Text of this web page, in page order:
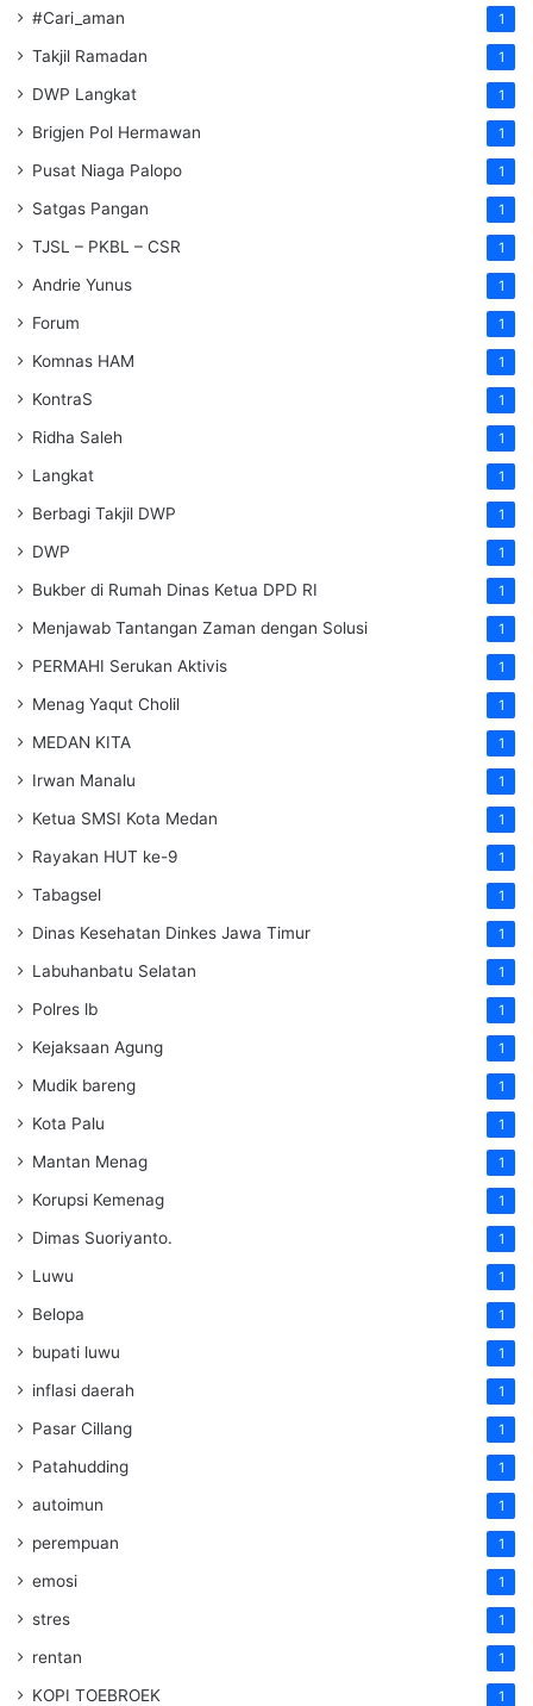
#Cari_aman 1
Takjil Ramadan 1
DWP Langkat 1
Brigjen Pol Hermawan 1
Pusat Niaga Palopo 1
Satgas Pangan 1
TJSL – PKBL – CSR 1
Andrie Yunus 1
Forum 1
Komnas HAM 1
KontraS 1
Ridha Saleh 1
Langkat 1
Berbagi Takjil DWP 1
DWP 1
Bukber di Rumah Dinas Ketua DPD RI 1
Menjawab Tantangan Zaman dengan Solusi 1
PERMAHI Serukan Aktivis 1
Menag Yaqut Cholil 1
MEDAN KITA 1
Irwan Manalu 1
Ketua SMSI Kota Medan 1
Rayakan HUT ke-9 1
Tabagsel 1
Dinas Kesehatan Dinkes Jawa Timur 1
Labuhanbatu Selatan 1
Polres lb 1
Kejaksaan Agung 1
Mudik bareng 1
Kota Palu 1
Mantan Menag 1
Korupsi Kemenag 1
Dimas Suoriyanto. 1
Luwu 1
Belopa 1
bupati luwu 1
inflasi daerah 1
Pasar Cillang 1
Patahudding 1
autoimun 1
perempuan 1
emosi 1
stres 1
rentan 1
KOPI TOEBROEK 1